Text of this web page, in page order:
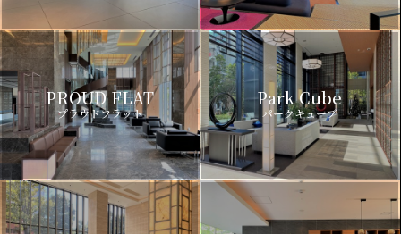
PROUD FLAT
プラウドフラット
Park Cube
パークキューブ